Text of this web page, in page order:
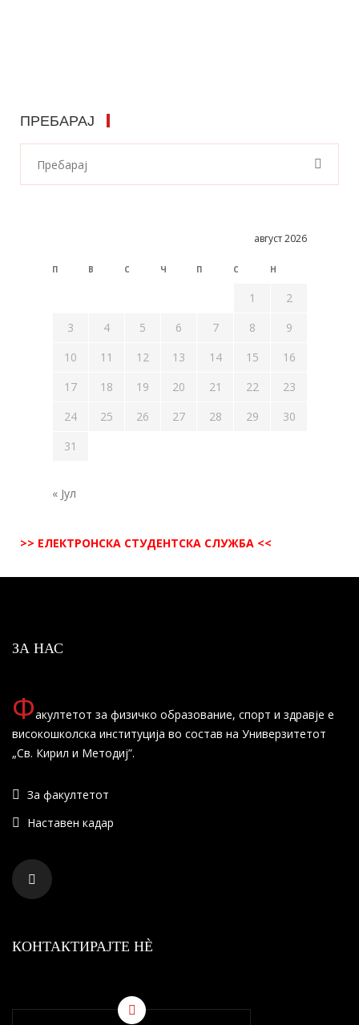
ПРЕБАРАЈ
август 2026
П В С Ч П С Н
1
2
3
4 5 6 7 8
9
10
11 12 13 14 15
16
17
18 19 20 21 22
23
24
25 26 27 28 29
30
31
« Јул
>> ЕЛЕКТРОНСКА СТУДЕНТСКА СЛУЖБА <<
ЗА НАС
Факултетот за физичко образование, спорт и здравје е
високошколска институција во состав на Универзитетот
„Св. Кирил и Методиј”.
За факултетот
Наставен кадар
КОНТАКТИРАЈТЕ НÈ